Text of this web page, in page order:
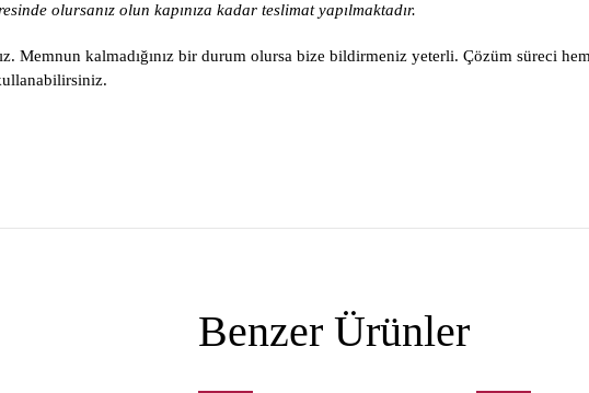
olursanız olun kapınıza kadar teslimat yapılmaktadır.
Memnun kalmadığınız bir durum olursa bize bildirmeniz yeterli. Çözüm süreci
Benzer Ürünler